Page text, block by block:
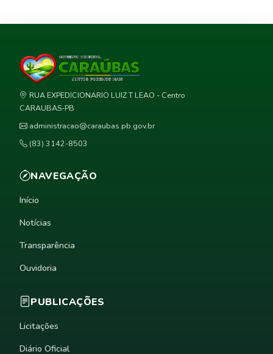
RUA EXPEDICIONARIO LUIZ T LEAO - Centro
CARAUBAS-PB
administracao@caraubas.pb.gov.br
(83) 3142-8503
NAVEGAÇÃO
Início
Notícias
Transparência
Ouvidoria
PUBLICAÇÕES
Licitações
Diário Oficial